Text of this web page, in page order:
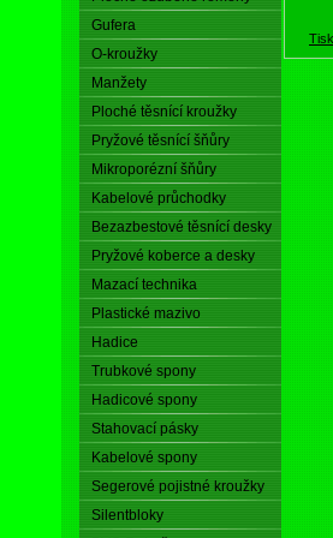
Gufera
O-kroužky
Manžety
Ploché těsnící kroužky
Pryžové těsnící šňůry
Mikroporézní šňůry
Kabelové průchodky
Bezazbestové těsnící desky
Pryžové koberce a desky
Mazací technika
Plastické mazivo
Hadice
Trubkové spony
Hadicové spony
Stahovací pásky
Kabelové spony
Segerové pojistné kroužky
Silentbloky